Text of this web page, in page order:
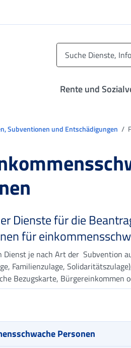
Rente und
Subventionen und Entschädigungen
Dienste für die
für
Dienst je nach Art der Subvention
Familienzulage,
Bezugskarte, Bürgereinkommen
Personen